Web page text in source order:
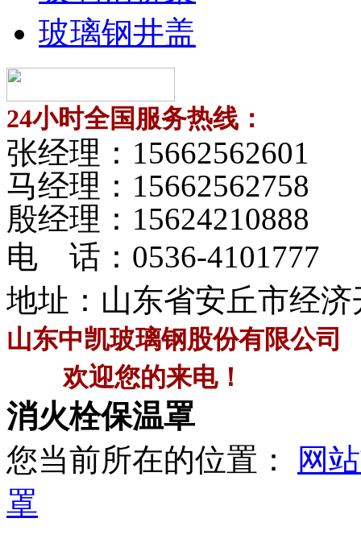
玻璃钢井盖
24小时全国服务热线：
张经理： 15662562601
马经理： 15662562758
殷经理： 15624210888
电 话： 0536-4101777
地址：山东省安丘市经济
山东中凯玻璃钢股份有限公司
欢迎您的来电！
消火栓保温罩
您当前所在的位置：
网
罩